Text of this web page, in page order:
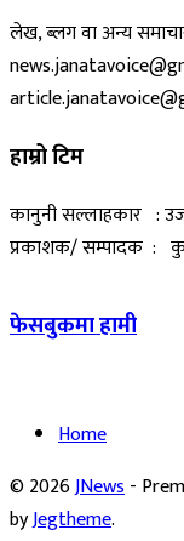
लेख, ब्लग वा अन्य
हाम्रो टिम
कानुनी सल्लाहकार :
प्रकाशक/ सम्पादक :
फेसबुकमा हामी
Home
© 2026JNews-
byJegtheme.